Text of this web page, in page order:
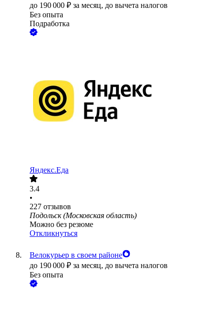
до 190 000 ₽ за месяц, до вычета налогов
Без опыта
Подработка
Яндекс.Еда
3.4
•
227 отзывов
Подольск (Московская область)
Можно без резюме
Откликнуться
Велокурьер в своем районе
до 190 000 ₽ за месяц, до вычета налогов
Без опыта